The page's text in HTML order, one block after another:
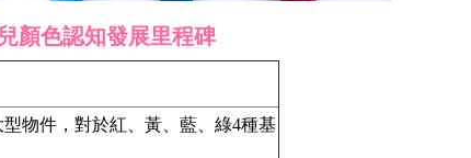
顏色認知發展里程碑
物件，對於紅、黃、藍、綠4種基